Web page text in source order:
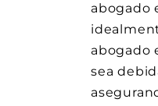
abogado
abogado
sea